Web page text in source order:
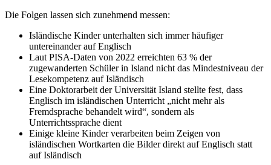
Die Folgen lassen sich zunehmend messen:
Isländische Kinder unterhalten sich immer häufiger
untereinander auf Englisch
Laut PISA-Daten von 2022 erreichten 63 % der
zugewanderten Schüler in Island nicht das Mindestniveau der
Lesekompetenz auf Isländisch
Eine Doktorarbeit der Universität Island stellte fest, dass
Englisch im isländischen Unterricht „nicht mehr als
Fremdsprache behandelt wird“, sondern als
Unterrichtssprache dient
Einige kleine Kinder verarbeiten beim Zeigen von
isländischen Wortkarten die Bilder direkt auf Englisch statt
auf Isländisch